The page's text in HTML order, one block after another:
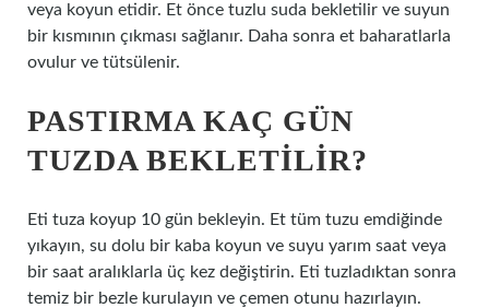
veya koyun etidir. Et önce tuzlu suda bekletilir ve suyun
bir kısmının çıkması sağlanır. Daha sonra et baharatlarla
ovulur ve tütsülenir.
PASTIRMA KAÇ GÜN
TUZDA BEKLETILIR?
Eti tuza koyup 10 gün bekleyin. Et tüm tuzu emdiğinde
yıkayın, su dolu bir kaba koyun ve suyu yarım saat veya
bir saat aralıklarla üç kez değiştirin. Eti tuzladıktan sonra
temiz bir bezle kurulayın ve çemen otunu hazırlayın.